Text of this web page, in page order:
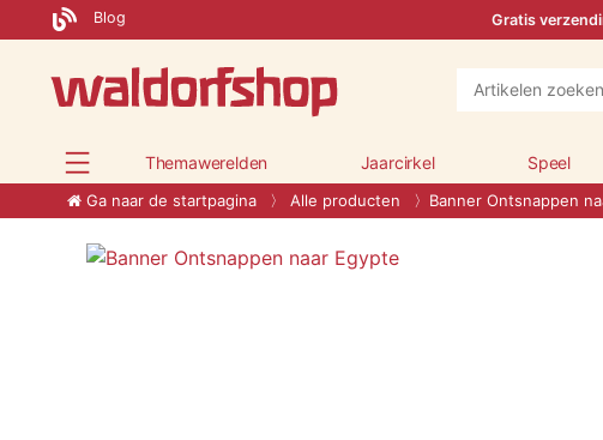
Blog Gratis
Themawerelden Jaarcirkel Speel
Ga naar de startpagina Alle producten Banner Ontsnappen